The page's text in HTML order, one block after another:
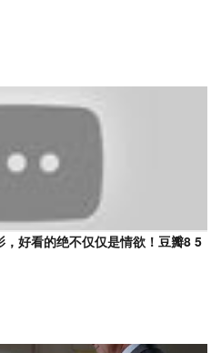
，好看的绝不仅仅是情欲！豆瓣8 5